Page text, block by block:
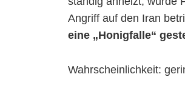
Angriff auf den Iran
eine „Honigfalle“
Wahrscheinlichkeit: